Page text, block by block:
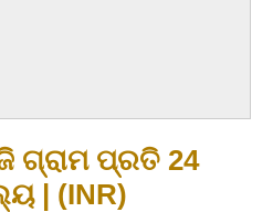
ଗ୍ରାମ ପ୍ରତି 24
| (INR)